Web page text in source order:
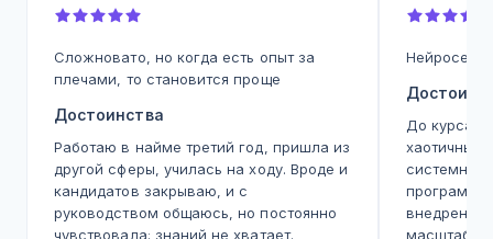
Сложновато, но когда есть опыт за
плечами, то становится проще
Достоинства
Работаю в найме третий год, пришла из
другой сферы, училась на ходу. Вроде и
кандидатов закрываю, и с
руководством общаюсь, но постоянно
чувствовала: знаний не хватает.
Нейросети
До курса
внедрения